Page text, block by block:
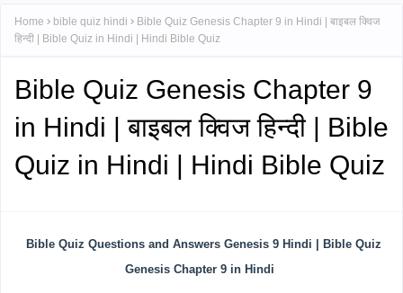
Home bible quiz hindi
Bible Quiz Genesis Chapter 9 in Hindi | बाइबल क्विज
हिन्दी | Bible Quiz in Hindi | Hindi Bible Quiz
Bible Quiz Genesis Chapter 9
in Hindi | बाइबल क्विज हिन्दी | Bible
Quiz in Hindi | Hindi Bible Quiz
Bible Quiz Questions and Answers Genesis 9 Hindi | Bible Quiz
Genesis Chapter 9 in Hindi